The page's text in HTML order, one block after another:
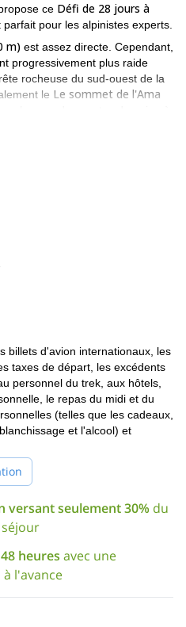
ce Défi de 28 jours à
parfait pour les alpinistes experts.
m) est assez directe. Cependant,
progressivement plus raide
rocheuse du sud-ouest de la
le Le sommet de l'Ama
du pic Lobuche.
préparerons notre
pour
quelques treks à Lobuche à
Pangboche, Kalapattar et
dans un camp d'altitude
atteindre son sommet le
à Pangboche afin de nous
que nous l'aurons fait, nous
Lukla et prendrons ensuite
arriverons le 28e jour. Bien sûr,
changer en fonction de la
physiques et techniques,
est une ascension sérieuse
approfondie de l'utilisation
en matière
vivement de vous joindre à moi
de randonnée guidée au camp
bonne option pour pré-acclimater
nécessaires pour
vous avez la moindre question.
jusqu'au sommet de l'Ama
billets d'avion internationaux, les
taxes de départ, les excédents
personnel du trek, aux hôtels,
le repas du midi et du
(telles que les cadeaux,
et l'alcool) et
versant seulement 30% du
heures avec une
l'avance